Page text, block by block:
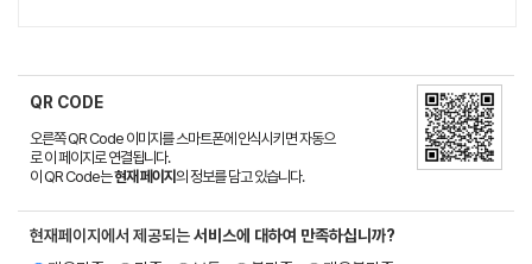
QR CODE
오른쪽 QR Code 이미지를 스마트폰에 인식시키면 자동으
로 이 페이지로 연결됩니다.
이 QR Code는현재 페이지의 정보를 담고 있습니다.
현재페이지에서 제공되는서비스에 대하여 만족하십니까?